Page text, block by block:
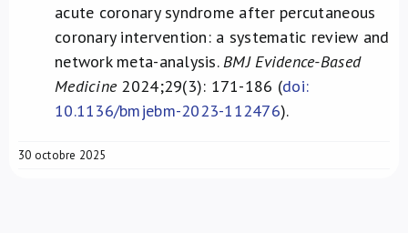
acute coronary syndrome after percutaneous
coronary intervention: a systematic review and
network meta-analysis.BMJ Evidence-Based
Medicine2024;29(3): 171-186 (doi:
10.1136/bmjebm-2023-112476).
30 octobre 2025